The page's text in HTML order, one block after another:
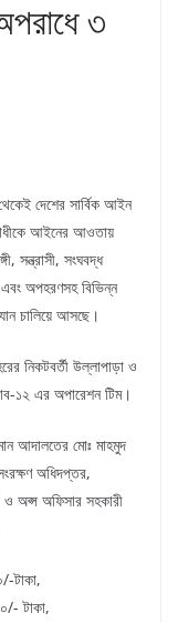
৩
দেশের সার্বিক আইন
আইনের আওতায়
সন্ত্রাসী, সংঘবদ্ধ
এবং অপহরণসহ বিভিন্ন
চালিয়ে আসছে।
নিকটবর্তী উল্লাপাড়া ও
১২ এর অপারেশন টিম।
আদালতের মোঃ মাহমুদ
অধিদপ্তর,
ও অপ্স অফিসার সহকারী
টাকা,
টাকা,